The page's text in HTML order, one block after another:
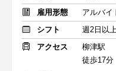
雇用形態
アルバイ
シフト
週2日以
アクセス
柳津駅
徒歩17分